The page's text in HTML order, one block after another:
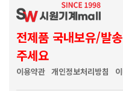
전제품 국내보유/발
주세요
이용약관 개인정보처리방침